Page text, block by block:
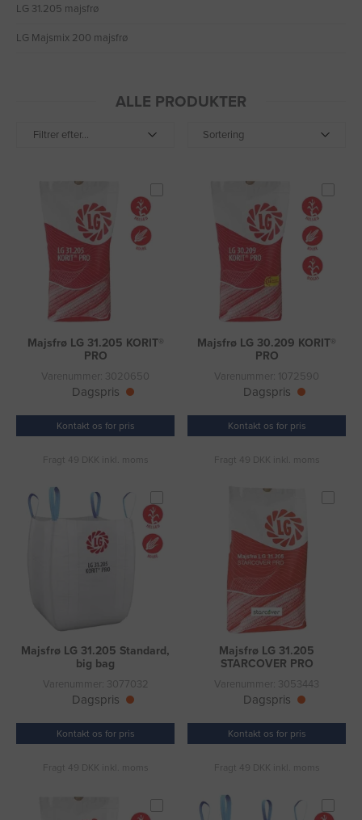
LG 31.205 majsfrø
LG Majsmix 200 majsfrø
ALLE PRODUKTER
Filtrer efter... Sortering
Majsfrø LG 31.205 KORIT®
PRO
Varenummer: 3020650
Dagspris
Kontakt os for pris
Fragt 49 DKK inkl. moms
Majsfrø LG 30.209 KORIT®
PRO
Varenummer: 1072590
Dagspris
Kontakt os for pris
Fragt 49 DKK inkl. moms
Majsfrø LG 31.205 Standard,
big bag
Varenummer: 3077032
Dagspris
Kontakt os for pris
Fragt 49 DKK inkl. moms
Majsfrø LG 31.205
STARCOVER PRO
Varenummer: 3053443
Dagspris
Kontakt os for pris
Fragt 49 DKK inkl. moms